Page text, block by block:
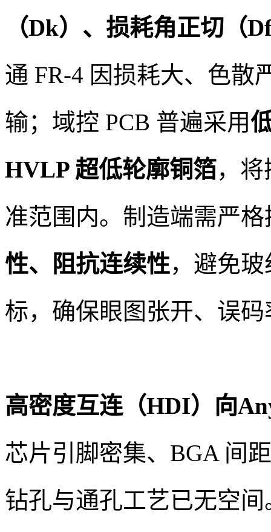
（Dk）、损耗角正切（
通 FR-4 因损耗大、色散
输；域控 PCB 普遍采用
HVLP 超低轮廓铜箔，
准范围内。制造端需严格
性、阻抗连续性，避免
标，确保眼图张开、误
高密度互连（HDI）向
芯片引脚密集、BGA 间
钻孔与通孔工艺已无空间